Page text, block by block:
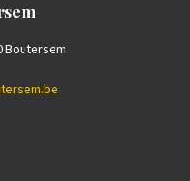
Boutersem